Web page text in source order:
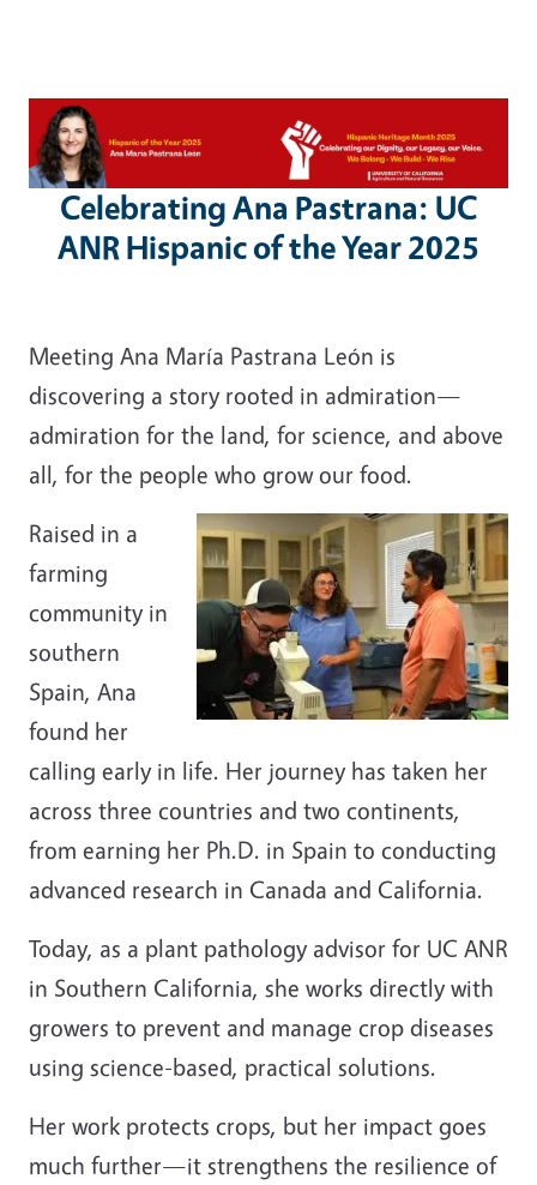
Image
Celebrating Ana Pastrana: UC
ANR Hispanic of the Year 2025
Meeting Ana María Pastrana León is
discovering a story rooted in admiration—
admiration for the land, for science, and above
all, for the people who grow our food.
Raised in a
farming
community in
southern
Spain, Ana
found her
calling early in life. Her journey has taken her
across three countries and two continents,
from earning her Ph.D. in Spain to conducting
advanced research in Canada and California.
Today, as a plant pathology advisor for UC ANR
in Southern California, she works directly with
growers to prevent and manage crop diseases
using science-based, practical solutions.
Her work protects crops, but her impact goes
much further—it strengthens the resilience of